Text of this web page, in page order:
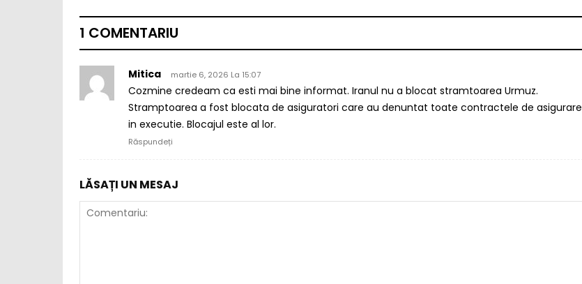
1 COMENTARIU
Mitica martie 6, 2026 La 15:07
Cozmine credeam ca esti mai bine informat. Iranul nu a blocat stramtoarea Urmuz.
Stramptoarea a fost blocata de asiguratori care au denuntat toate contractele de asigurare
in executie. Blocajul este al lor.
Răspundeți
LĂSAȚI UN MESAJ